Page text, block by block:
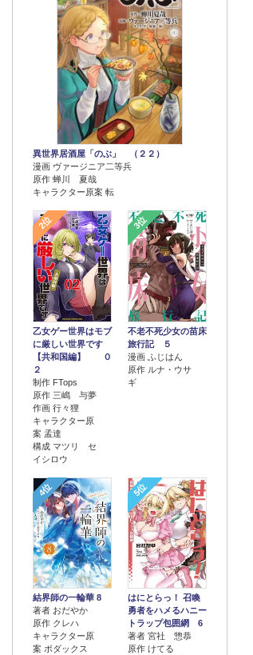
異世界居酒屋「のぶ」 （２２）
漫画 ヴァージニア二等兵
原作 蝉川 夏哉
キャラクター原案 転
2位
乙女ゲー世界はモブ
に厳しい世界です
【共和国編】 ０
２
制作 FTops
原作 三嶋 与夢
作画 行々狸
キャラクター原
案 孟達
構成 マツリ セ
イシロウ
3位
不老不死少女の苗床
旅行記 ５
漫画 ふじはん
原作 ルナ・ウサ
ギ
4位
結界師の一輪華 8
著者 おだやか
原作 クレハ
キャラクター原
案 ボダックス
5位
はにとらっ！ 召喚
勇者をハメるハニー
トラップ包囲網 6
著者 宮社 惣恭
原作 けてる